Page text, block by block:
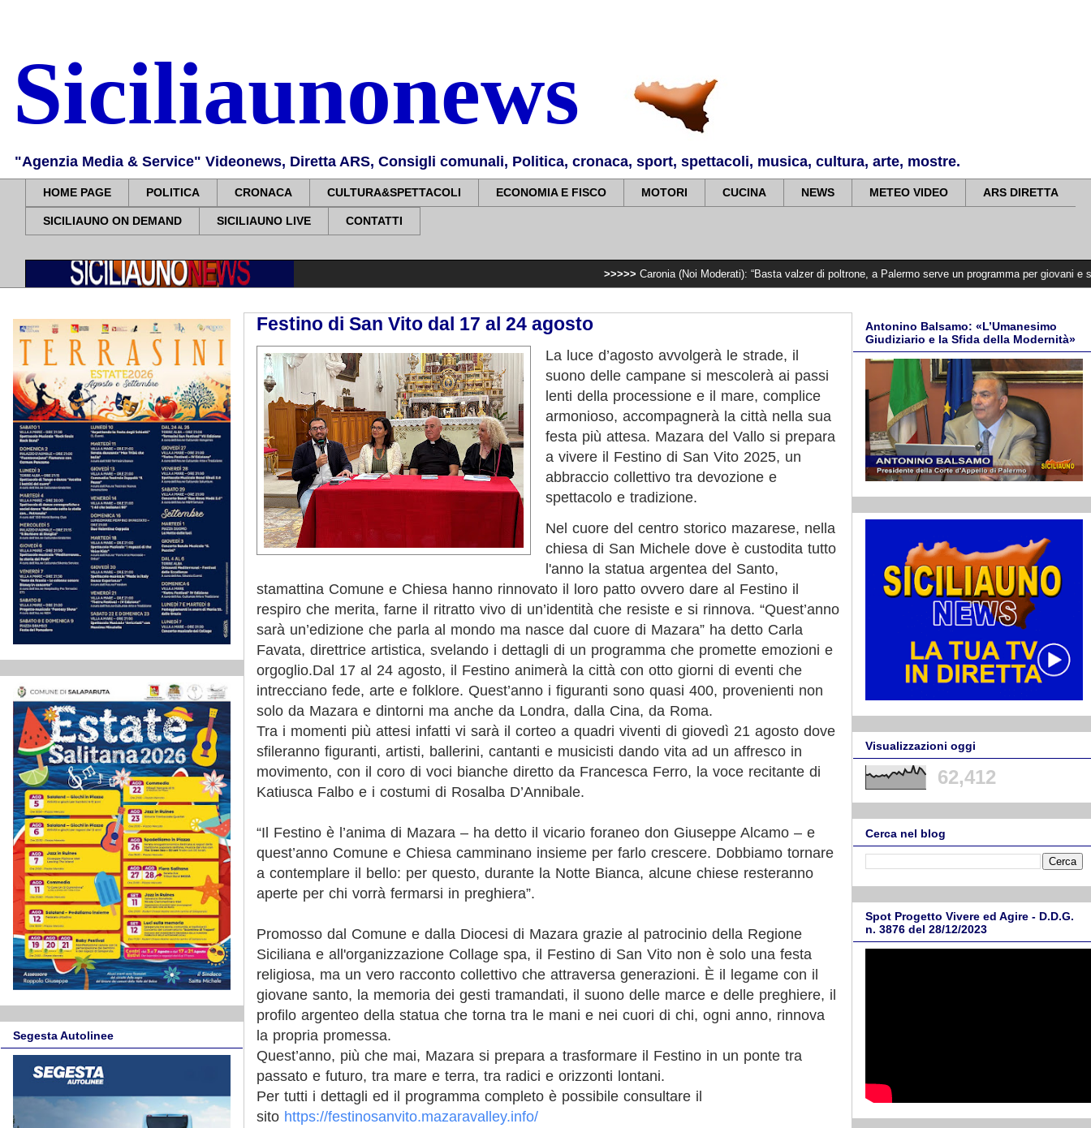
Siciliaunonews
"Agenzia Media & Service" Videonews, Diretta ARS, Consigli comunali, Politica, cronaca, sport, spettacoli, musica, cultura, arte, mostre.
HOME PAGE POLITICA CRONACA CULTURA&SPETTACOLI ECONOMIA E FISCO MOTORI CUCINA NEWS METEO VIDEO ARS DIRETTA
SICILIAUNO ON DEMAND SICILIAUNO LIVE CONTATTI
Caronia (Noi Moderati): “Basta valzer di poltrone, a Palermo serve un programma per giovani e servizi
Festino di San Vito dal 17 al 24 agosto
La luce d’agosto avvolgerà le strade, il
suono delle campane si mescolerà ai passi
lenti della processione e il mare, complice
armonioso, accompagnerà la città nella sua
festa più attesa. Mazara del Vallo si prepara
a vivere il Festino di San Vito 2025, un
abbraccio collettivo tra devozione e
spettacolo e tradizione.
Nel cuore del centro storico mazarese, nella
chiesa di San Michele dove è custodita tutto
l'anno la statua argentea del Santo,
stamattina Comune e Chiesa hanno rinnovato il loro patto ovvero dare al Festino il
respiro che merita, farne il ritratto vivo di un’identità che resiste e si rinnova. “Quest’anno
sarà un’edizione che parla al mondo ma nasce dal cuore di Mazara” ha detto Carla
Favata, direttrice artistica, svelando i dettagli di un programma che promette emozioni e
orgoglio.Dal 17 al 24 agosto, il Festino animerà la città con otto giorni di eventi che
intrecciano fede, arte e folklore. Quest’anno i figuranti sono quasi 400, provenienti non
solo da Mazara e dintorni ma anche da Londra, dalla Cina, da Roma.
Tra i momenti più attesi infatti vi sarà il corteo a quadri viventi di giovedì 21 agosto dove
sfileranno figuranti, artisti, ballerini, cantanti e musicisti dando vita ad un affresco in
movimento, con il coro di voci bianche diretto da Francesca Ferro, la voce recitante di
Katiusca Falbo e i costumi di Rosalba D’Annibale.
“Il Festino è l’anima di Mazara – ha detto il vicario foraneo don Giuseppe Alcamo – e
quest’anno Comune e Chiesa camminano insieme per farlo crescere. Dobbiamo tornare
a contemplare il bello: per questo, durante la Notte Bianca, alcune chiese resteranno
aperte per chi vorrà fermarsi in preghiera”.
Promosso dal Comune e dalla Diocesi di Mazara grazie al patrocinio della Regione
Siciliana e all'organizzazione Collage spa, il Festino di San Vito non è solo una festa
religiosa, ma un vero racconto collettivo che attraversa generazioni. È il legame con il
giovane santo, la memoria dei gesti tramandati, il suono delle marce e delle preghiere, il
profilo argenteo della statua che torna tra le mani e nei cuori di chi, ogni anno, rinnova
la propria promessa.
Quest’anno, più che mai, Mazara si prepara a trasformare il Festino in un ponte tra
passato e futuro, tra mare e terra, tra radici e orizzonti lontani.
Per tutti i dettagli ed il programma completo è possibile consultare il
sito https://festinosanvito.mazaravalley.info/
Segesta Autolinee
Antonino Balsamo: «L’Umanesimo
Giudiziario e la Sfida della Modernità»
Visualizzazioni oggi
62,412
Cerca nel blog
Spot Progetto Vivere ed Agire - D.D.G.
n. 3876 del 28/12/2023